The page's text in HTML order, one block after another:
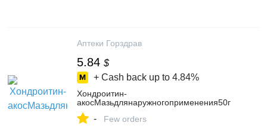
Аптеки Горздрав
5.84 $
+ Cash back up to 4.84%
Хондроитин-
акосМазьдлянаружногоприменения50г
- Few orders